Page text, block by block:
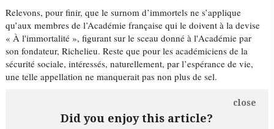
Relevons, pour finir, que le surnom d’immortels ne s’applique
qu’aux membres de l’Académie française qui le doivent à la devise
« À l'immortalité », figurant sur le sceau donné à l'Académie par
son fondateur, Richelieu. Reste que pour les académiciens de la
sécurité sociale, intéressés, naturellement, par l’espérance de vie,
une telle appellation ne manquerait pas non plus de sel.
Did you enjoy this article?
close